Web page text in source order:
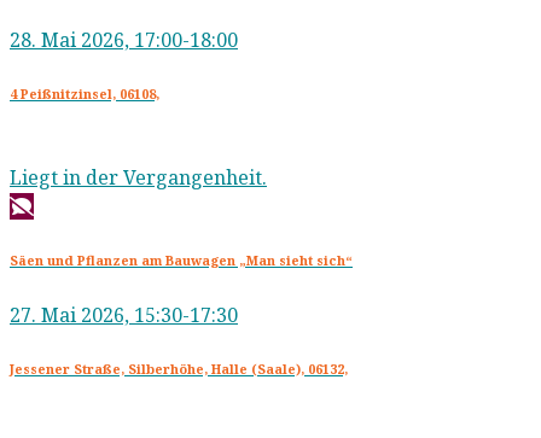
28. Mai 2026, 17:00-18:00
4 Peißnitzinsel, 06108,
Liegt in der Vergangenheit.
Säen und Pflanzen am Bauwagen „Man sieht sich“
27. Mai 2026, 15:30-17:30
Jessener Straße, Silberhöhe, Halle (Saale), 06132,